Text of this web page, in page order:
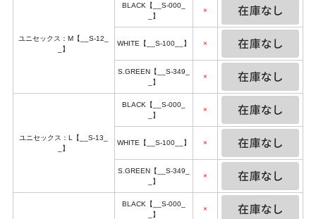
ユニセックス：M【__S-12_
_】
BLACK【__S-000_
_】
×
WHITE【__S-100__】 ×
S.GREEN【__S-349_
_】
×
ユニセックス：L【__S-13_
_】
BLACK【__S-000_
_】
×
WHITE【__S-100__】 ×
S.GREEN【__S-349_
_】
×
BLACK【__S-000_
_】
×